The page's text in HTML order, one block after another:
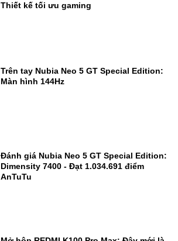
Thiết kế tối ưu gaming
Trên tay Nubia Neo 5 GT Special Edition:
Màn hình 144Hz
Đánh giá Nubia Neo 5 GT Special Edition:
Dimensity 7400 - Đạt 1.034.691 điểm
AnTuTu